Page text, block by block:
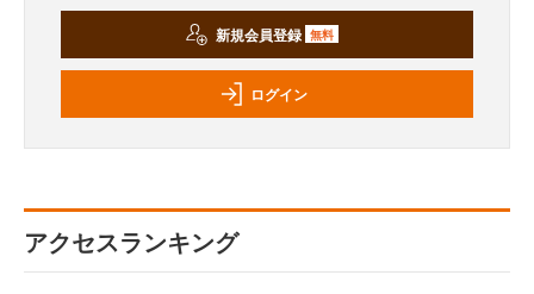
新規会員登録 無料
ログイン
アクセスランキング